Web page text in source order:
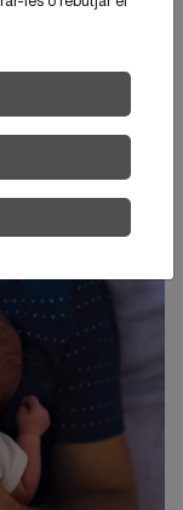
investigació i